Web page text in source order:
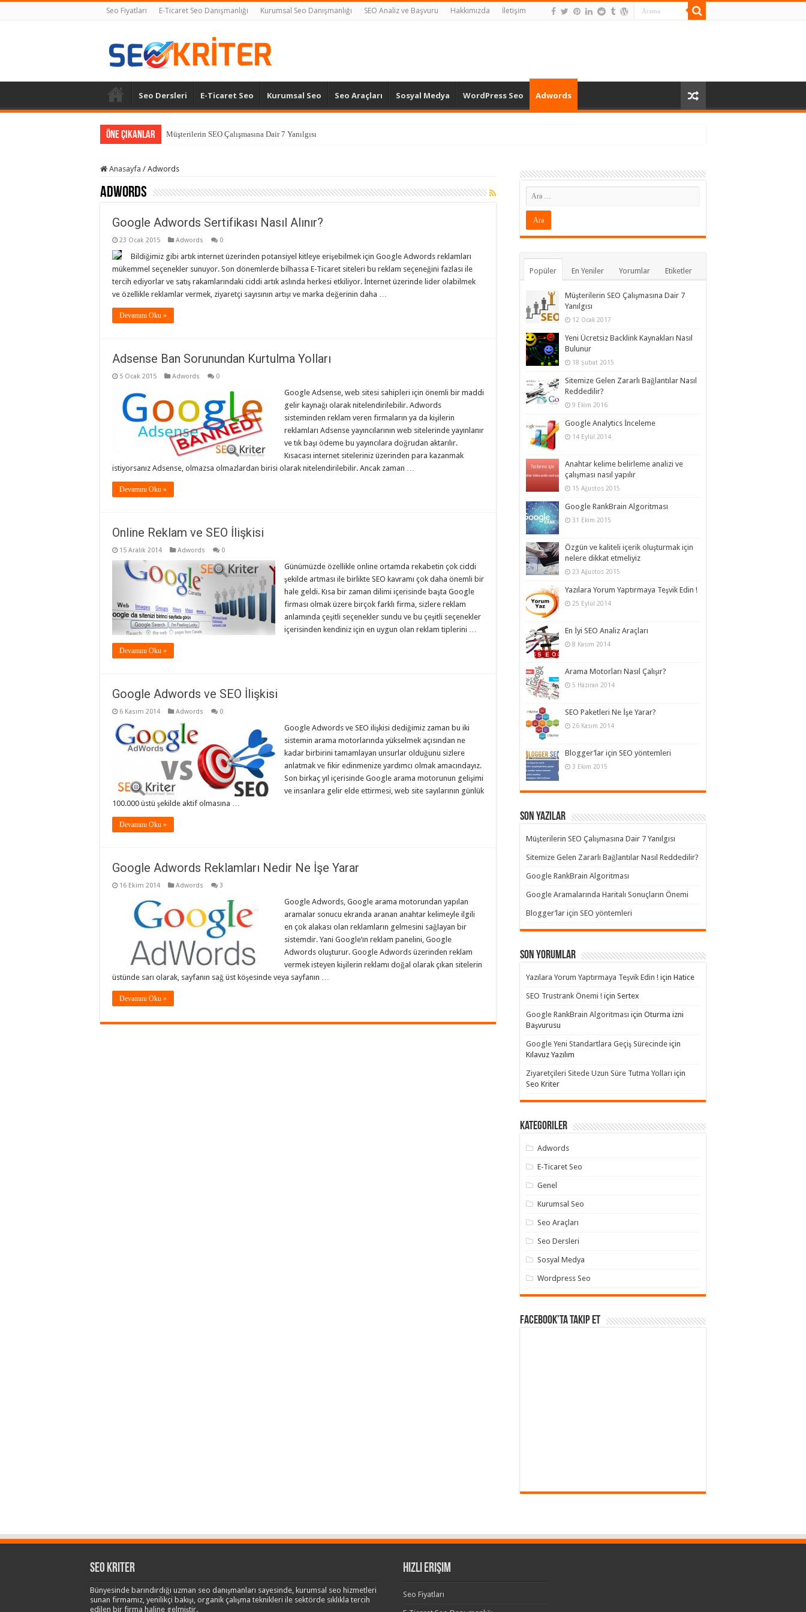
Seo Fiyatları E-Ticaret Seo Danışmanlığı Kurumsal Seo Danışmanlığı SEO Analiz ve Başvuru Hakkımızda İletişim
Seo Dersleri E-Ticaret Seo Kurumsal Seo Seo Araçları Sosyal Medya WordPress Seo Adwords
Öne Çıkanlar Müşterilerin SEO Çalışmasına Dair 7 Yanılgısı
Anasayfa / Adwords
Adwords
Google Adwords Sertifikası Nasıl Alınır?
23 Ocak 2015 Adwords 0
Bildiğimiz gibi artık internet üzerinden potansiyel kitleye erişebilmek için Google Adwords reklamları
mükemmel seçenekler sunuyor. Son dönemlerde bilhassa E-Ticaret siteleri bu reklam seçeneğini fazlası ile
tercih ediyorlar ve satış rakamlarındaki ciddi artık aslında herkesi etkiliyor. İnternet üzerinde lider olabilmek
ve özellikle reklamlar vermek, ziyaretçi sayısının artışı ve marka değerinin daha …
Devamını Oku »
Adsense Ban Sorunundan Kurtulma Yolları
5 Ocak 2015 Adwords 0
Google Adsense, web sitesi sahipleri için önemli bir maddi
gelir kaynağı olarak nitelendirilebilir. Adwords
sisteminden reklam veren firmaların ya da kişilerin
reklamları Adsense yayıncılarının web sitelerinde yayınlanır
ve tık başı ödeme bu yayıncılara doğrudan aktarılır.
Kısacası internet siteleriniz üzerinden para kazanmak
istiyorsanız Adsense, olmazsa olmazlardan birisi olarak nitelendirilebilir. Ancak zaman …
Devamını Oku »
Online Reklam ve SEO İlişkisi
15 Aralık 2014 Adwords 0
Günümüzde özellikle online ortamda rekabetin çok ciddi
şekilde artması ile birlikte SEO kavramı çok daha önemli bir
hale geldi. Kısa bir zaman dilimi içerisinde başta Google
firması olmak üzere birçok farklı firma, sizlere reklam
anlamında çeşitli seçenekler sundu ve bu çeşitli seçenekler
içerisinden kendiniz için en uygun olan reklam tiplerini …
Devamını Oku »
Google Adwords ve SEO İlişkisi
6 Kasım 2014 Adwords 0
Google Adwords ve SEO ilişkisi dediğimiz zaman bu iki
sistemin arama motorlarında yükselmek açısından ne
kadar birbirini tamamlayan unsurlar olduğunu sizlere
anlatmak ve fikir edinmenize yardımcı olmak amacındayız.
Son birkaç yıl içerisinde Google arama motorunun gelişimi
ve insanlara gelir elde ettirmesi, web site sayılarının günlük
100.000 üstü şekilde aktif olmasına …
Devamını Oku »
Google Adwords Reklamları Nedir Ne İşe Yarar
16 Ekim 2014 Adwords 3
Google Adwords, Google arama motorundan yapılan
aramalar sonucu ekranda aranan anahtar kelimeyle ilgili
en çok alakası olan reklamların gelmesini sağlayan bir
sistemdir. Yani Google’ın reklam panelini, Google
Adwords oluşturur. Google Adwords üzerinden reklam
vermek isteyen kişilerin reklamı doğal olarak çıkan sitelerin
üstünde sarı olarak, sayfanın sağ üst köşesinde veya sayfanın …
Devamını Oku »
Popüler En Yeniler Yorumlar Etiketler
Müşterilerin SEO Çalışmasına Dair 7
Yanılgısı
12 Ocak 2017
Yeni Ücretsiz Backlink Kaynakları Nasıl
Bulunur
18 Şubat 2015
Sitemize Gelen Zararlı Bağlantılar Nasıl
Reddedilir?
9 Ekim 2016
Google Analytics İnceleme
14 Eylül 2014
Anahtar kelime belirleme analizi ve
çalışması nasıl yapılır
15 Ağustos 2015
Google RankBrain Algoritması
31 Ekim 2015
Özgün ve kaliteli içerik oluşturmak için
nelere dikkat etmeliyiz
23 Ağustos 2015
Yazılara Yorum Yaptırmaya Teşvik Edin !
25 Eylül 2014
En İyi SEO Analiz Araçları
8 Kasım 2014
Arama Motorları Nasıl Çalışır?
5 Haziran 2014
SEO Paketleri Ne İşe Yarar?
26 Kasım 2014
Blogger’lar için SEO yöntemleri
3 Ekim 2015
Son Yazılar
Müşterilerin SEO Çalışmasına Dair 7 Yanılgısı
Sitemize Gelen Zararlı Bağlantılar Nasıl Reddedilir?
Google RankBrain Algoritması
Google Aramalarında Haritalı Sonuçların Önemi
Blogger’lar için SEO yöntemleri
Son yorumlar
Yazılara Yorum Yaptırmaya Teşvik Edin ! için Hatice
SEO Trustrank Önemi ! için Sertex
Google RankBrain Algoritması için Oturma izni
Başvurusu
Google Yeni Standartlara Geçiş Sürecinde için
Kılavuz Yazılım
Ziyaretçileri Sitede Uzun Süre Tutma Yolları için
Seo Kriter
Kategoriler
Adwords
E-Ticaret Seo
Genel
Kurumsal Seo
Seo Araçları
Seo Dersleri
Sosyal Medya
Wordpress Seo
Facebook’ta takip et
Seo Kriter
Bünyesinde barındırdığı uzman seo danışmanları sayesinde, kurumsal seo hizmetleri
sunan firmamız, yenilikçi bakışı, organik çalışma teknikleri ile sektörde sıklıkla tercih
edilen bir firma haline gelmiştir.
Hızlı Erişim
Seo Fiyatları